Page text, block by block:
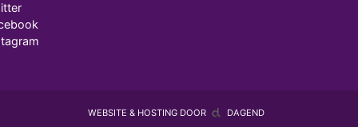
WEBSITE & HOSTING DOOR DAGEND